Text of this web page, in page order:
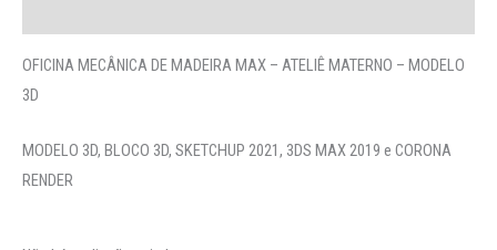
OFICINA MECÂNICA DE MADEIRA MAX – ATELIÊ MATERNO – MODELO
3D
MODELO 3D, BLOCO 3D, SKETCHUP 2021, 3DS MAX 2019 e CORONA
RENDER